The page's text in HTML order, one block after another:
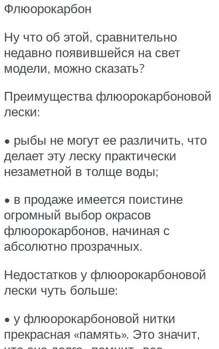
Флюорокарбон
Ну что об этой, сравнительно
недавно появившейся на свет
модели, можно сказать?
Преимущества флюорокарбоновой
лески:
• рыбы не могут ее различить, что
делает эту леску практически
незаметной в толще воды;
• в продаже имеется поистине
огромный выбор окрасов
флюорокарбонов, начиная с
абсолютно прозрачных.
Недостатков у флюорокарбоновой
лески чуть больше:
• у флюорокарбоновой нитки
прекрасная «память». Это значит,